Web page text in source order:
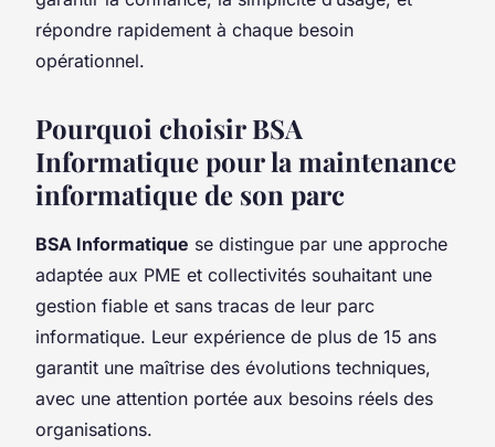
répondre rapidement à chaque besoin
opérationnel.
Pourquoi choisir BSA
Informatique pour la maintenance
informatique de son parc
BSA Informatique se distingue par une approche
adaptée aux PME et collectivités souhaitant une
gestion fiable et sans tracas de leur parc
informatique. Leur expérience de plus de 15 ans
garantit une maîtrise des évolutions techniques,
avec une attention portée aux besoins réels des
organisations.